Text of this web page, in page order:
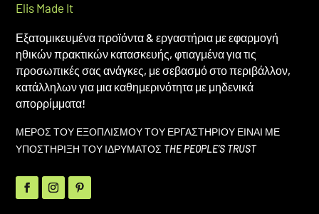
Elis Made It
Εξατομικευμένα προϊόντα & εργαστήρια με εφαρμογή
ηθικών πρακτικών κατασκευής, φτιαγμένα για τις
προσωπικές σας ανάγκες, με σεβασμό στο περιβάλλον,
κατάλληλων για μια καθημερινότητα με μηδενικά
απορρίμματα!
ΜΕΡΟΣ ΤΟΥ ΕΞΟΠΛΙΣΜΟΥ ΤΟΥ ΕΡΓΑΣΤΗΡΙΟΥ ΕΙΝΑΙ ΜΕ
ΥΠΟΣΤΗΡΙΞΗ ΤΟΥ ΙΔΡΥΜΑΤΟΣ THE PEOPLE’S TRUST